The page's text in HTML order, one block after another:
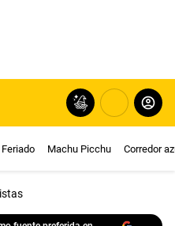
Feriado Machu Picchu Corredor